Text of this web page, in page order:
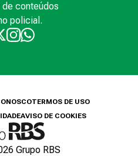
conteúdos
policial.
TERMOS DE USO
AVISO DE COOKIES
Grupo RBS